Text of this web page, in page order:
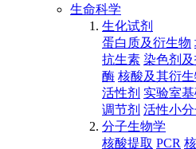
生命科学
生化试剂
蛋白质及衍生物
抗生素 染色剂及
酶 核酸及其衍生
活性剂 实验室
调节剂 活性小分
分子生物学
核酸提取 PCR